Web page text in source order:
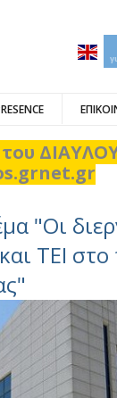
"Oι
ΤΕΙ